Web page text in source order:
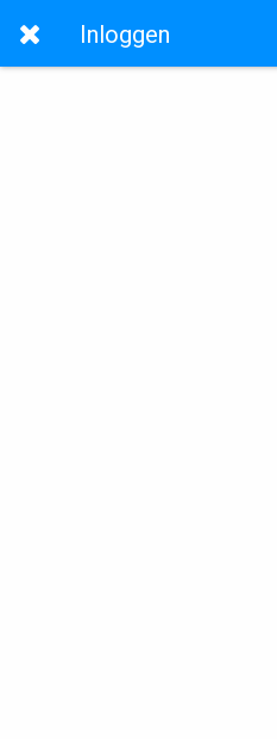
Inloggen